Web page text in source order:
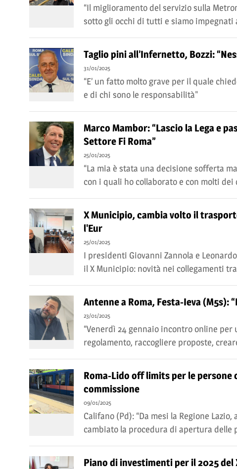
“Il miglioramento del servizio sulla
sotto gli occhi di tutti e siamo impegnati
Taglio pini all’Infernetto, Bozzi:
31/01/2025
“E’ un fatto molto grave per il quale
e di chi sono le responsabilità"
Marco Mambor: “Lascio la Lega e
Settore Fi Roma”
25/01/2025
“La mia è stata una decisione sofferta
con i quali ho collaborato e con molti
X Municipio, cambia volto il
l'Eur
25/01/2025
I presidenti Giovanni Zannola e
il X Municipio: novità nei collegamenti tra
Antenne a Roma, Festa-Ieva
23/01/2025
“Venerdì 24 gennaio incontro online
regolamento, raccogliere proposte,
Roma-Lido off limits per le persone
commissione
09/01/2025
Califano (Pd): “Da mesi la Regione
cambiato la procedura di apertura delle
Piano di investimenti per il 2025